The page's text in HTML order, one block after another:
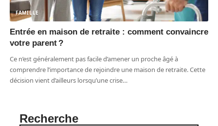
FAMILLE
Entrée en maison de retraite : comment convaincre
votre parent ?
Ce n’est généralement pas facile d’amener un proche âgé à
comprendre l’importance de rejoindre une maison de retraite. Cette
décision vient d’ailleurs lorsqu’une crise…
Recherche